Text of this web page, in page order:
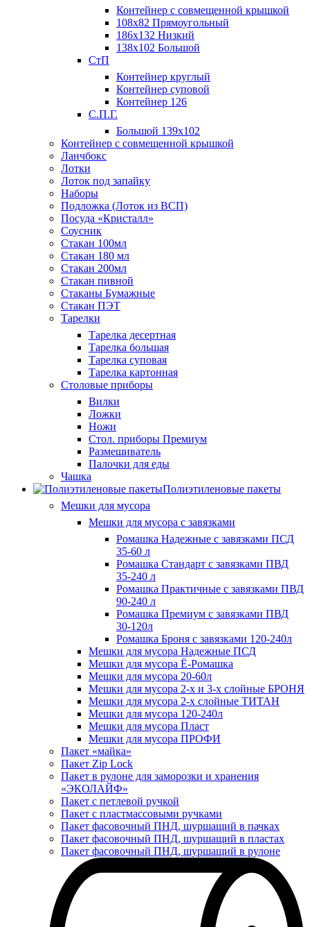
Контейнер с совмещенной крышкой
108х82 Прямоугольный
186х132 Низкий
138х102 Большой
СтП
Контейнер круглый
Контейнер суповой
Контейнер 126
С.П.Г.
Большой 139х102
Контейнер с совмещенной крышкой
Ланчбокс
Лотки
Лоток под запайку
Наборы
Подложка (Лоток из ВСП)
Посуда «Кристалл»
Соусник
Стакан 100мл
Стакан 180 мл
Стакан 200мл
Стакан пивной
Стаканы Бумажные
Стакан ПЭТ
Тарелки
Тарелка десертная
Тарелка большая
Тарелка суповая
Тарелка картонная
Столовые приборы
Вилки
Ложки
Ножи
Стол. приборы Премиум
Размешиватель
Палочки для еды
Чашка
Полиэтиленовые пакеты
Мешки для мусора
Мешки для мусора с завязками
Ромашка Надежные с завязками ПСД
35-60 л
Ромашка Стандарт с завязками ПВД
35-240 л
Ромашка Практичные с завязками ПВД
90-240 л
Ромашка Премиум с завязками ПВД
30-120л
Ромашка Броня с завязками 120-240л
Мешки для мусора Надежные ПСД
Мешки для мусора Ё-Ромашка
Мешки для мусора 20-60л
Мешки для мусора 2-х и 3-х слойные БРОНЯ
Мешки для мусора 2-х слойные ТИТАН
Мешки для мусора 120-240л
Мешки для мусора Пласт
Мешки для мусора ПРОФИ
Пакет «майка»
Пакет Zip Lock
Пакет в рулоне для заморозки и хранения
«ЭКОЛАЙФ»
Пакет с петлевой ручкой
Пакет с пластмассовыми ручками
Пакет фасовочный ПНД, шуршащий в пачках
Пакет фасовочный ПНД, шуршащий в пластах
Пакет фасовочный ПНД, шуршащий в рулоне